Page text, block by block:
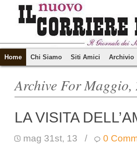
Home Chi Siamo Siti Amici Archivio
Archive For Maggio,
LA VISITA
mag 31st, 13 / 0